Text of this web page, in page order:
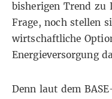
bisherigen Trend zu
Frage, noch stellen
wirtschaftliche
Energieversorgung
Denn laut dem